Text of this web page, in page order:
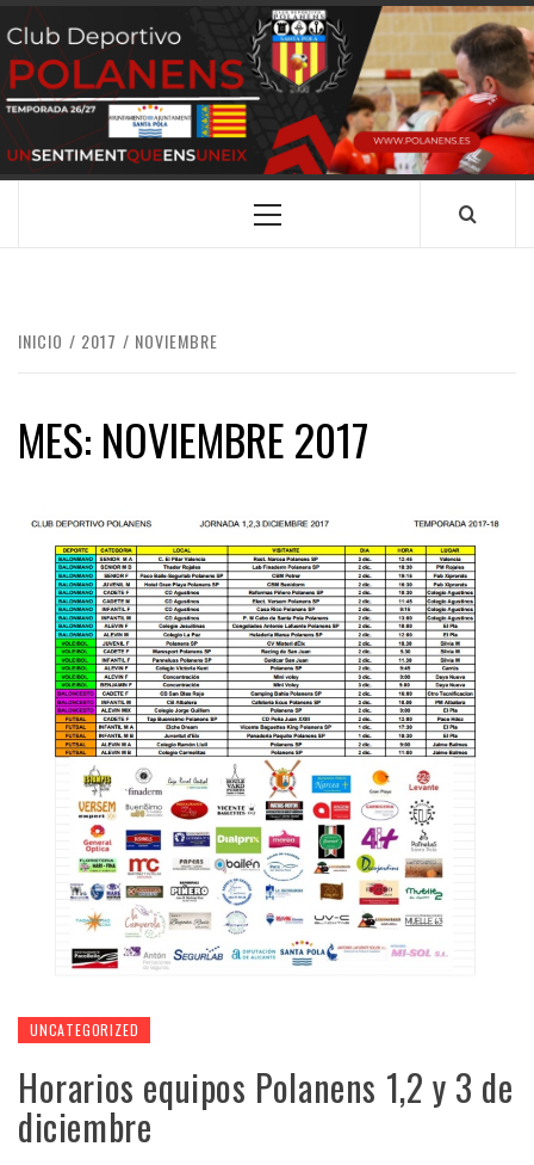
Saltar
al
contenido
CLUB
DEPORTIVO
POLANENS
SANTA POLA
Menú
INICIO 2017 NOVIEMBRE
MES: NOVIEMBRE 2017
UNCATEGORIZED
Horarios equipos Polanens 1,2 y 3 de
diciembre